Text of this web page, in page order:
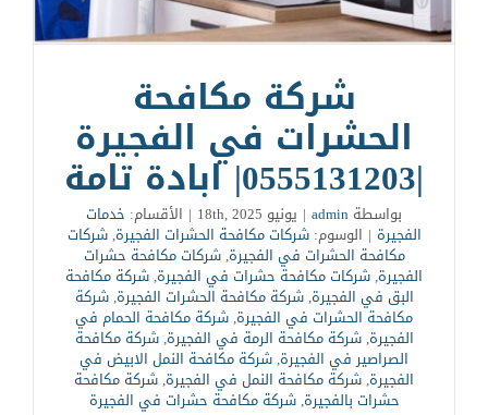
شركة مكافحة
الحشرات في الفجيرة
|0555131203| ابادة تامة
بواسطة admin
| يونيو 18th, 2025 | الأقسام: خدمات
الفجيرة | الوسوم:شركات مكافحة الحشرات الفجيرة,شركات
مكافحة الحشرات في الفجيرة,شركات مكافحة حشرات
الفجيرة,شركات مكافحة حشرات في الفجيرة,شركة مكافحة
البق في الفجيرة,شركة مكافحة الحشرات الفجيرة,شركة
مكافحة الحشرات في الفجيرة,شركة مكافحة الحمام في
الفجيرة,شركة مكافحة الرمة في الفجيرة,شركة مكافحة
الصراصير في الفجيرة,شركة مكافحة النمل الابيض في
الفجيرة,شركة مكافحة النمل في الفجيرة,شركة مكافحة
حشرات بالفجيرة,شركة مكافحة حشرات في الفجيرة